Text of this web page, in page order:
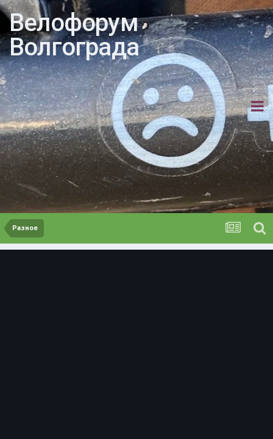
Велофорум
Волгограда
Разное